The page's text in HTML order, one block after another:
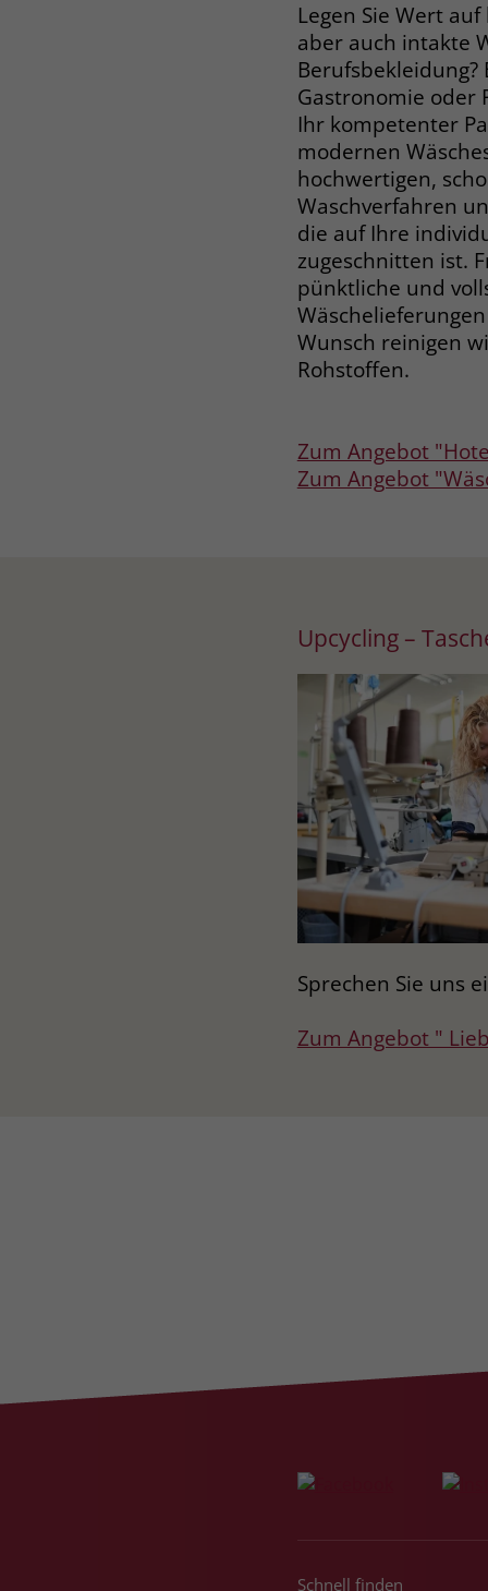
Legen Sie Wert
aber auch intakte
Berufsbekleidung?
Gastronomie oder
Ihr kompetenter
modernen
hochwertigen,
Waschverfahren
die auf Ihre
zugeschnitten ist.
pünktliche und
Wunsch reinigen
Rohstoffen.
Zum Angebot
Zum Angebot
Upcycling –
Sprechen Sie uns
Zum Angebot "
Schnell finden